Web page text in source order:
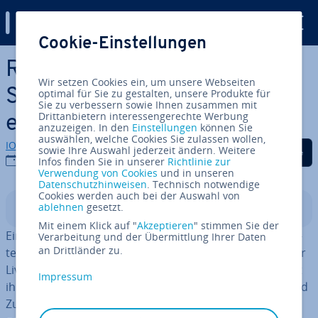
Zum Haupt­in­halt springen
RTMP-Server erstellen –
Schritt für Schritt zum
eigenen Streaming-Server
IONOS Redaktion
23.02.2026
Auf Facebook teilen
Auf Twitter teilen
Auf LinkedIn
In­halts­ver­zeich­nis
Ein RTMP-Server ist ein Server, der Audio- und Vi­deo­da­
ten in Echtzeit über das Internet überträgt, vor allem für
Live-Streams. Er nimmt den Stream entgegen und leitet
ihn an Streaming-Platt­for­men oder Zu­schaue­rin­nen und
Zuschauer weiter. Eigene Streaming-Server bieten
Cookie-Einstellungen
Wir setzen Cookies ein, um unsere Webseiten
optimal für Sie zu gestalten, unsere Produkte für
Sie zu verbessern sowie Ihnen zusammen mit
Drittanbietern interessengerechte Werbung
anzuzeigen. In den Einstellungen können Sie
auswählen, welche Cookies Sie zulassen wollen,
sowie Ihre Auswahl jederzeit ändern. Weitere
Infos finden Sie in unserer Richtlinie zur
Verwendung von Cookies und in unseren
Datenschutzhinweisen. Technisch notwendige
Cookies werden auch bei der Auswahl von
ablehnen gesetzt.
Mit einem Klick auf "Akzeptieren" stimmen Sie der
Verarbeitung und der Übermittlung Ihrer Daten
an Drittländer zu.
Impressum